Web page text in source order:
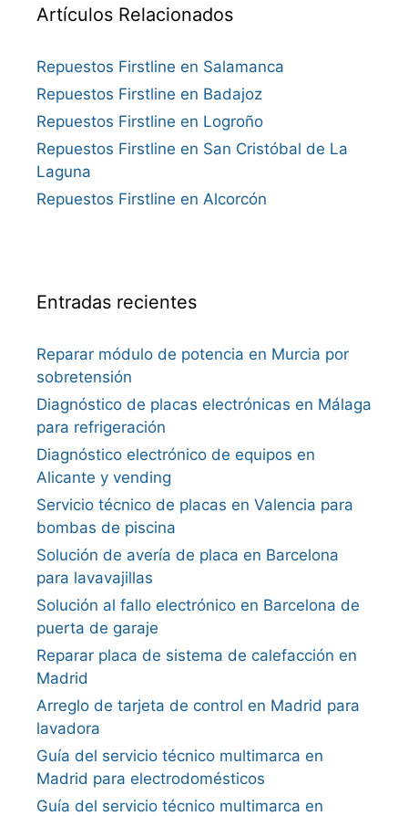
Artículos Relacionados
Repuestos Firstline en Salamanca
Repuestos Firstline en Badajoz
Repuestos Firstline en Logroño
Repuestos Firstline en San Cristóbal de La
Laguna
Repuestos Firstline en Alcorcón
Entradas recientes
Reparar módulo de potencia en Murcia por
sobretensión
Diagnóstico de placas electrónicas en Málaga
para refrigeración
Diagnóstico electrónico de equipos en
Alicante y vending
Servicio técnico de placas en Valencia para
bombas de piscina
Solución de avería de placa en Barcelona
para lavavajillas
Solución al fallo electrónico en Barcelona de
puerta de garaje
Reparar placa de sistema de calefacción en
Madrid
Arreglo de tarjeta de control en Madrid para
lavadora
Guía del servicio técnico multimarca en
Madrid para electrodomésticos
Guía del servicio técnico multimarca en